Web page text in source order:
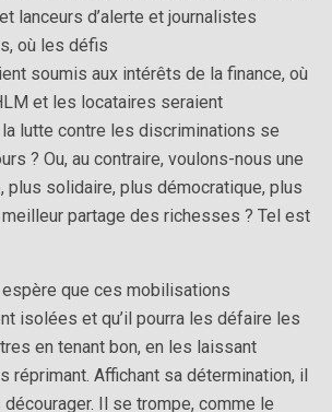
lanceurs d’alerte et journalistes
où les défis
soumis aux intérêts de la finance, où
et les locataires seraient
lutte contre les discriminations se
? Ou, au contraire, voulons-nous une
plus solidaire, plus démocratique, plus
partage des richesses ? Tel est
que ces mobilisations
isolées et qu’il pourra les défaire les
en tenant bon, en les laissant
réprimant. Affichant sa détermination, il
Il se trompe, comme le